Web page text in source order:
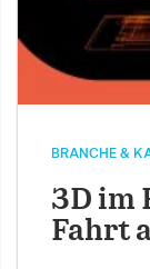
BRANCHE &
3D im
Fahrt